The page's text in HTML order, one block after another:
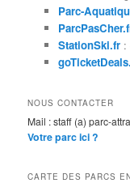
Parc-
StationSki.fr:
NOUS CONTACTER
Mail : staff (a) parc-
Votre parc ici ?
CARTE DES PARCS